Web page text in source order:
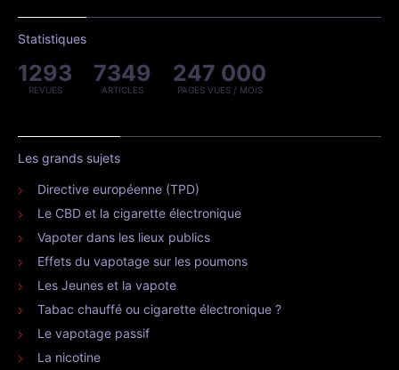
Statistiques
1293
REVUES
7349
ARTICLES
247 000
PAGES VUES / MOIS
Les grands sujets
Directive européenne (TPD)
Le CBD et la cigarette électronique
Vapoter dans les lieux publics
Effets du vapotage sur les poumons
Les Jeunes et la vapote
Tabac chauffé ou cigarette électronique ?
Le vapotage passif
La nicotine